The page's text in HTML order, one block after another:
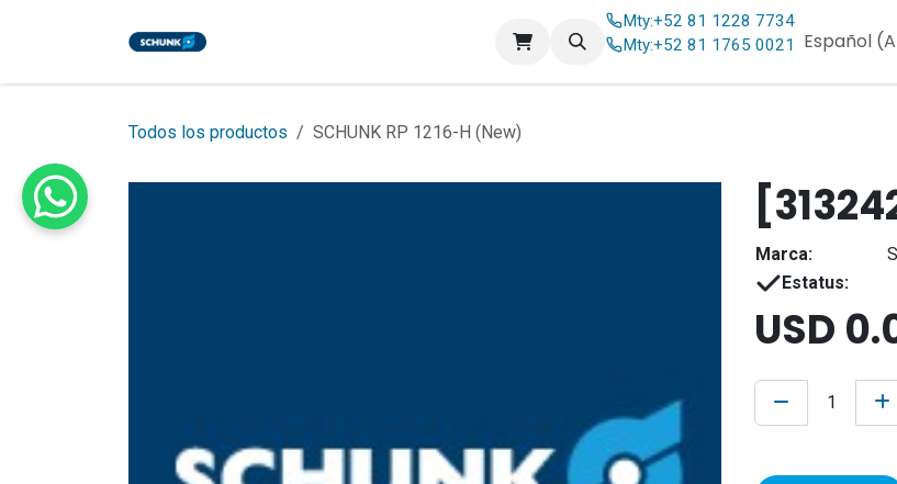
Contáctenos
Mty:+52 81 1228 7734
Mty:+52 81 1765 0021 Español
Todos los productos SCHUNK RP 1216-H (New)
Marca:
Estatus:
USD